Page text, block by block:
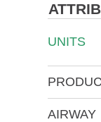
UNITS
AIRWAY